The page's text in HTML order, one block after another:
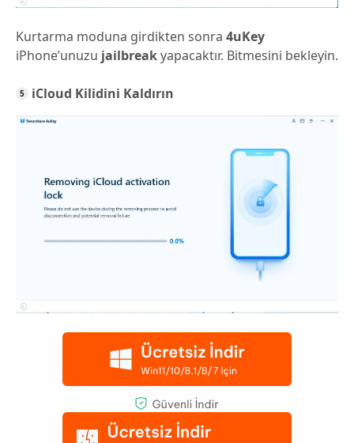
Kurtarma moduna girdikten sonra 4uKey
iPhone’unuzu jailbreakyapacaktır. Bitmesini bekleyin.
iCloud Kilidini Kaldırın